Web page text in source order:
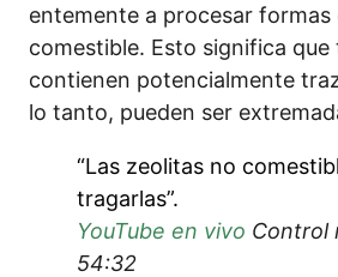
en­te­men­te a pro­ce­sar
comes­ti­ble. Esto signi­fi­ca
con­tie­nen poten­cial­men­te
lo tan­to, pue­den ser
“Las zeo­li­tas no
tragarlas”.
You­Tube en vivo Con­trol
54:32